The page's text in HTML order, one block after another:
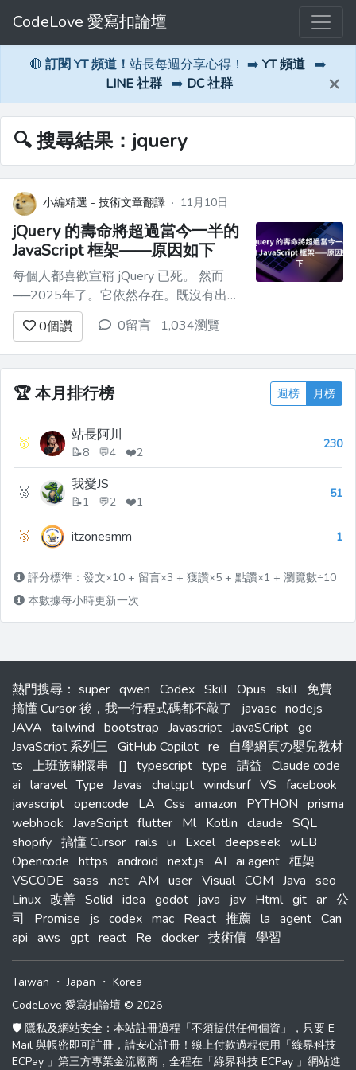
CodeLove 愛寫扣論壇
🔴 訂閱 YT 頻道！ 站長每週分享心得！ ➡️ YT 頻道 ➡️
LINE 社群 ➡️ DC 社群 ×
🔍 搜尋結果：jquery
小編精選 - 技術文章翻譯 · 11月10日
jQuery 的壽命將超過當今一半的
JavaScript 框架——原因如下
每個人都喜歡宣稱 jQuery 已死。 然而
──2025年了。它依然存在。既沒有出現
在任何會議演講中，也沒有登上npm排行
榜榜首… 但在排名**前 100 萬的網站中
約有 78% (W3Techs)**以及**總共數億
個網站**上默默執行。 所以，真正的問題
或許不是*“為什麼 jQ...
0個讚 0留言 1,034瀏覽
🏆本月排行榜 週榜 月榜
🥇 站長阿川
📝8 💬4 ❤️2
230
🥈 我愛JS
📝1 💬2 ❤️1
51
🥉 itzonesmm 1
評分標準：發文×10 + 留言×3 + 獲讚×5 + 點讚×1 + 瀏覽數÷10
本數據每小時更新一次
熱門搜尋 ： super qwen Codex Skill Opus skill 免費
搞懂 Cursor 後，我一行程式碼都不敲了
javasc nodejs
JAVA tailwind bootstrap Javascript JavaSCript go
JavaScript 系列三 GitHub Copilot re
自學網頁の嬰兒教材
ts 上班族關懷串 [] typescript type 請益 Claude code
ai laravel Type Javas chatgpt windsurf VS facebook
javascript opencode LA Css amazon PYTHON prisma
webhook JavaScript flutter Ml Kotlin claude SQL
shopify 搞懂 Cursor rails ui Excel deepseek wEB
Opencode https android next.js AI ai agent 框架
VSCODE sass .net AM user Visual COM Java seo
Linux 改善 Solid idea godot java jav Html git ar 公
司
Promise js codex mac React 推薦 la agent Can
api aws gpt react Re docker 技術債 學習
Taiwan ・Japan ・ Korea
CodeLove 愛寫扣論壇 © 2026
🛡️ 隱私及網站安全：本站註冊過程「不須提供任何個資」，只要 E-
Mail 與帳密即可註冊，請安心註冊！線上付款過程使用「綠界科技
ECPay 」第三方專業金流廠商，全程在「綠界科技 ECPay 」網站進